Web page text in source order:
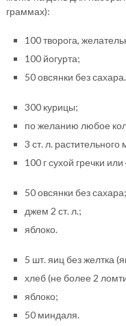
граммах):
100 творога,
100 йогурта;
50 овсянки без сахара.
300 курицы;
по желанию любое
3 ст. л.
100 г сухой гречки
50 овсянки без сахара;
джем 2 ст. л.;
яблоко.
5 шт. яиц без желтка
хлеб (не более 2
яблоко;
50 миндаля.